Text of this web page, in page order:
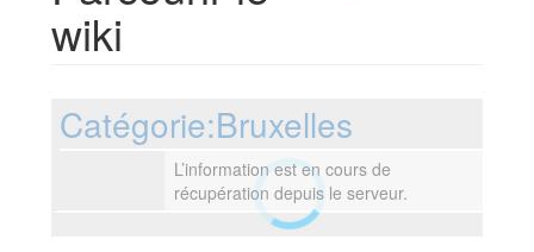
wiki
Catégorie:Bruxelles
L’information est en cours de
récupération depuis le serveur.